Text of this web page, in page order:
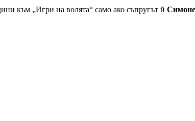
към „Игри на волята“ само ако съпругът й